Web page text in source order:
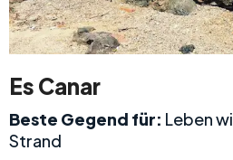
Es Canar
Beste Gegend für: Leben
Strand